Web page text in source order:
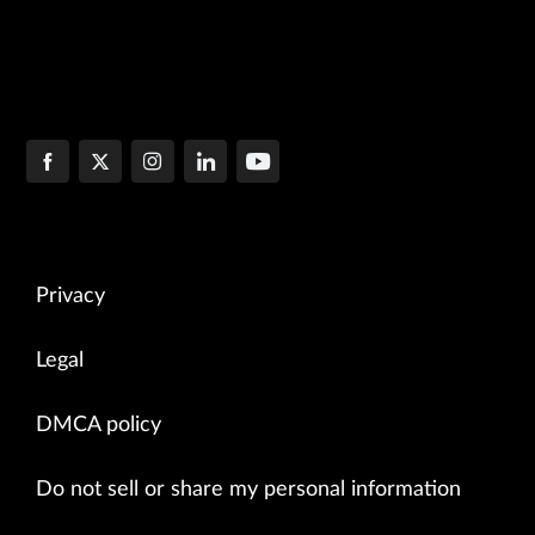
Privacy
Legal
DMCA policy
Do not sell or share my personal information